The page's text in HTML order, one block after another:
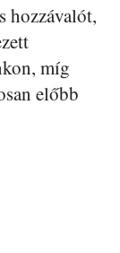
hozzávalót,
míg
előbb